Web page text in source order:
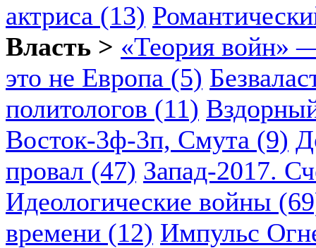
актриса (13)
Власть > «Теория войн»
это не Европа (5)
политологов (11)
Восток-3ф-3п, Смута (9)
провал (47) Запад-2017.
Идеологические войны
времени (12) Импульс